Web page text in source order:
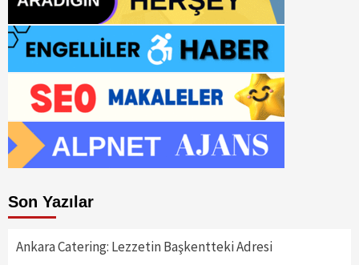
Son Yazılar
Ankara Catering: Lezzetin Başkentteki Adresi